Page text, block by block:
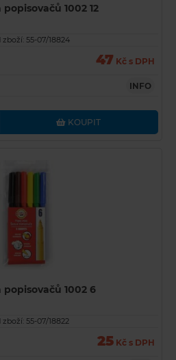
1002 12
55-07/18824
47 Kč s DPH
INFO
KOUPIT
popisovačů 1002 6
zboží: 55-07/18822
25 Kč s DPH